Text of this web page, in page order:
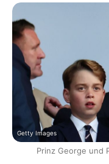
Getty Images
Prinz George und